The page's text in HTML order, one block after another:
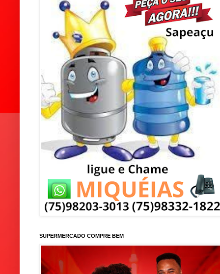
SUPERMERCADO COMPRE BEM